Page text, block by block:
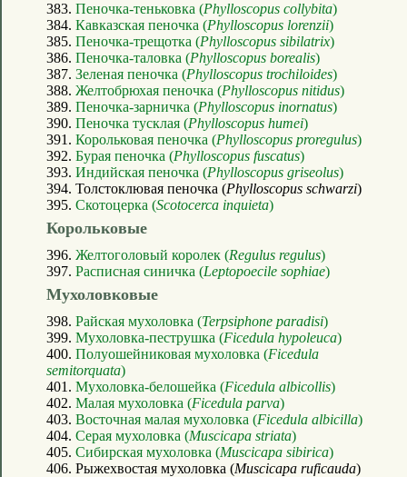
383. Пеночка-теньковка (Phylloscopus collybita)
384. Кавказская пеночка (Phylloscopus lorenzii)
385. Пеночка-трещотка (Phylloscopus sibilatrix)
386. Пеночка-таловка (Phylloscopus borealis)
387. Зеленая пеночка (Phylloscopus trochiloides)
388. Желтобрюхая пеночка (Phylloscopus nitidus)
389. Пеночка-зарничка (Phylloscopus inornatus)
390. Пеночка тусклая (Phylloscopus humei)
391. Корольковая пеночка (Phylloscopus proregulus)
392. Бурая пеночка (Phylloscopus fuscatus)
393. Индийская пеночка (Phylloscopus griseolus)
394. Толстоклювая пеночка (Phylloscopus schwarzi)
395. Скотоцерка (Scotocerca inquieta)
Корольковые
396. Желтоголовый королек (Regulus regulus)
397. Расписная синичка (Leptopoecile sophiae)
Мухоловковые
398. Райская мухоловка (Terpsiphone paradisi)
399. Мухоловка-пеструшка (Ficedula hypoleuca)
400. Полуошейниковая мухоловка (Ficedula
semitorquata)
401. Мухоловка-белошейка (Ficedula albicollis)
402. Малая мухоловка (Ficedula parva)
403. Восточная малая мухоловка (Ficedula albicilla)
404. Серая мухоловка (Muscicapa striata)
405. Сибирская мухоловка (Muscicapa sibirica)
406. Рыжехвостая мухоловка (Muscicapa ruficauda)